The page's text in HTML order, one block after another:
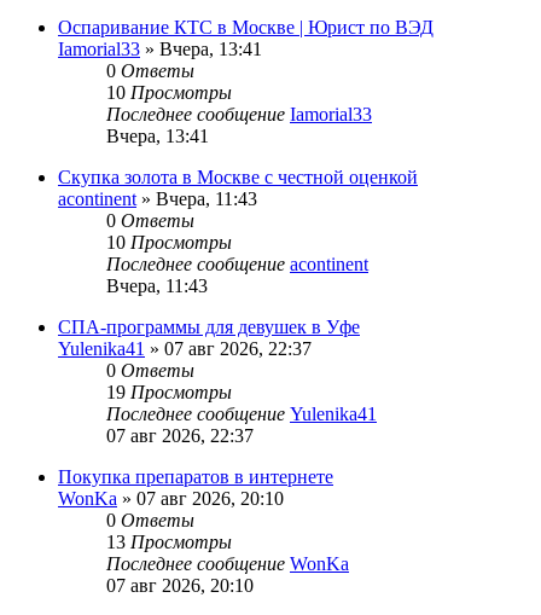
Оспаривание КТС в Москве | Юрист по ВЭД
Iamorial33 » Вчера, 13:41
0 Ответы
10 Просмотры
Последнее сообщение Iamorial33
Вчера, 13:41
Скупка золота в Москве с честной оценкой
acontinent » Вчера, 11:43
0 Ответы
10 Просмотры
Последнее сообщение acontinent
Вчера, 11:43
СПА-программы для девушек в Уфе
Yulenika41 » 07 авг 2026, 22:37
0 Ответы
19 Просмотры
Последнее сообщение Yulenika41
07 авг 2026, 22:37
Покупка препаратов в интернете
WonKa » 07 авг 2026, 20:10
0 Ответы
13 Просмотры
Последнее сообщение WonKa
07 авг 2026, 20:10